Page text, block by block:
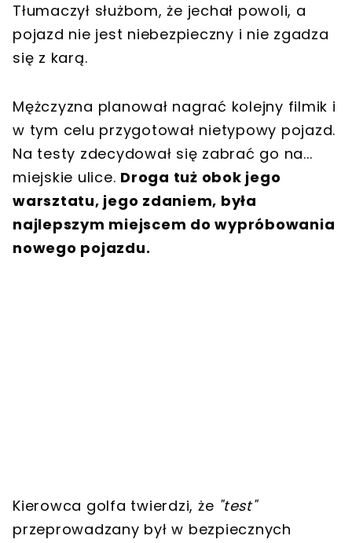
Tłumaczył służbom, że jechał powoli, a
pojazd nie jest niebezpieczny i nie zgadza
się z karą.
Mężczyzna planował nagrać kolejny filmik i
w tym celu przygotował nietypowy pojazd.
Na testy zdecydował się zabrać go na...
miejskie ulice. Droga tuż obok jego
warsztatu, jego zdaniem, była
najlepszym miejscem do wypróbowania
nowego pojazdu.
Kierowca golfa twierdzi, że "test"
przeprowadzany był w bezpiecznych